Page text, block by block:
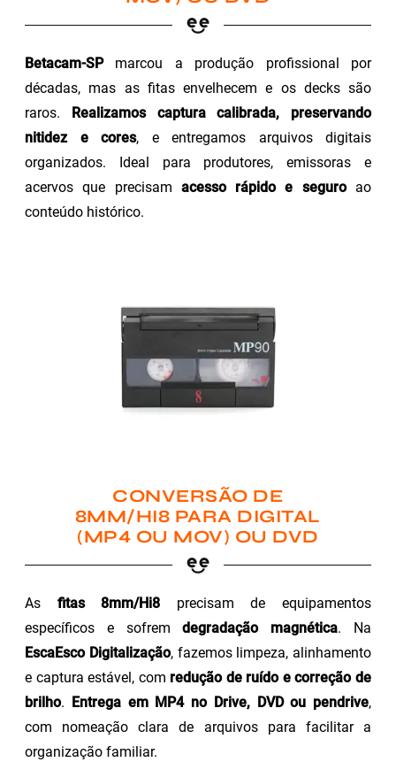
Betacam-SPmarcou a produção profissional por
décadas, mas as fitas envelhecem e os decks são
raros.
Realizamos captura calibrada, preservando
nitidez e cores, e entregamos arquivos digitais
organizados. Ideal para produtores, emissoras e
acervos que precisam acesso rápido e seguroao
conteúdo histórico.
CONVERSÃO DE
8MM/HI8 PARA DIGITAL
(MP4 OU MOV) OU DVD
As fitas 8mm/Hi8 precisam de equipamentos
específicos e sofremdegradação magnética. Na
EscaEsco Digitalização, fazemos limpeza, alinhamento
e captura estável, com redução de ruído e correção de
brilho. Entrega em MP4 no Drive, DVD ou pendrive,
com nomeação clara de arquivos para facilitar a
organização familiar.